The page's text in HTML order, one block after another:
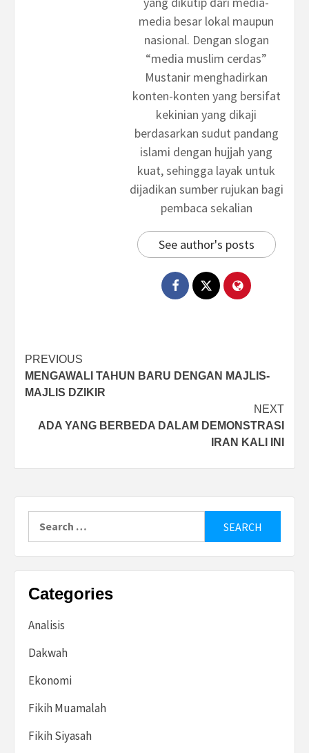
media besar lokal maupun
nasional. Dengan slogan
“media muslim cerdas”
Mustanir menghadirkan
konten-konten yang bersifat
kekinian yang dikaji
berdasarkan sudut pandang
islami dengan hujjah yang
kuat, sehingga layak untuk
dijadikan sumber rujukan bagi
pembaca sekalian
See author's posts
Post
navigation
PREVIOUS
MENGAWALI TAHUN BARU DENGAN MAJLIS-
MAJLIS DZIKIR
NEXT
ADA YANG BERBEDA DALAM DEMONSTRASI
IRAN KALI INI
Categories
Analisis
Dakwah
Ekonomi
Fikih Muamalah
Fikih Siyasah